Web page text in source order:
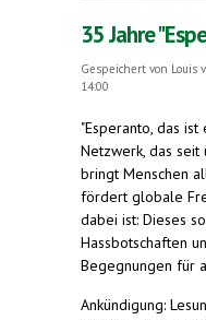
35 Jahre
Gespeichert von Louis
14:00
"Esperanto, das
Netzwerk, das seit
bringt Menschen
fördert globale
dabei ist: Dieses
Hassbotschaften
Begegnungen für
Ankündigung: